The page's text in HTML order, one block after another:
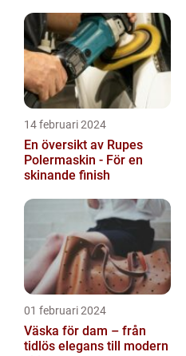
14 februari 2024
En översikt av Rupes
Polermaskin - För en
skinande finish
01 februari 2024
Väska för dam – från
tidlös elegans till modern